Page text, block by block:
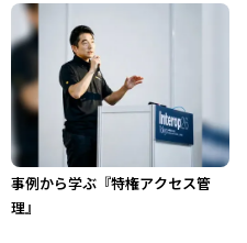
事例から学ぶ『特権アクセス管
理』